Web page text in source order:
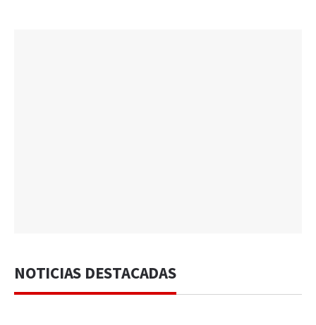
NOTICIAS DESTACADAS